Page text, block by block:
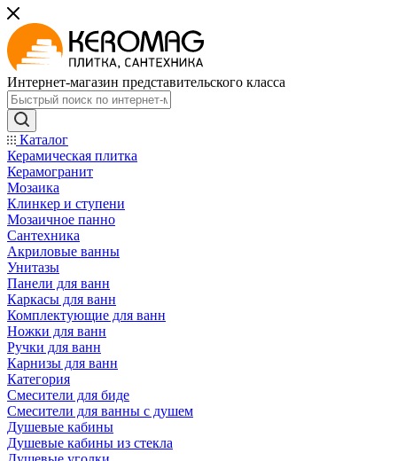
Интернет-магазин представительского класса
Каталог
Керамическая плитка
Керамогранит
Мозаика
Клинкер и ступени
Мозаичное панно
Сантехника
Акриловые ванны
Унитазы
Панели для ванн
Каркасы для ванн
Комплектующие для ванн
Ножки для ванн
Ручки для ванн
Карнизы для ванн
Категория
Смесители для биде
Смесители для ванны с душем
Душевые кабины
Душевые кабины из стекла